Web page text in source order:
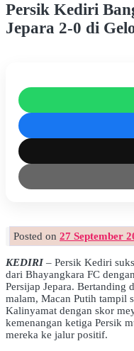
Persik Kediri
Jepara 2-0 di
Posted on 27 September
KEDIRI– Persik Kediri
dari Bhayangkara FC
Persijap Jepara.
malam, Macan Putih tampil
Kalinyamat dengan skor
kemenangan ketiga Persik
mereka ke jalur positif.